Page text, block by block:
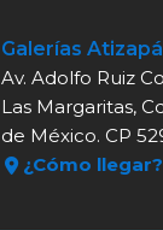
Galerías
Av. Adolfo Ruiz
Las Margaritas,
de México. CP
¿Cómo llegar?